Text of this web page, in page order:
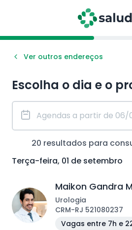
Ver outros endereços
Escolha o dia e o
20 resultados para
Terça-feira, 01 de setembro
Maikon Gandra
Urologia
CRM-RJ 521080237
Vagas entre 7h e